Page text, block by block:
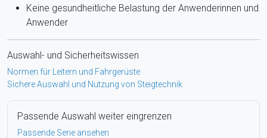
Keine gesundheitliche Belastung der Anwenderinnen und
Anwender
Auswahl- und Sicherheitswissen
Normen für Leitern und Fahrgerüste
Sichere Auswahl und Nutzung von Steigtechnik
Passende Auswahl weiter eingrenzen
Passende Serie ansehen